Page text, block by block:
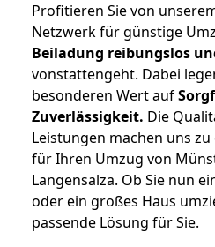
Profitieren Sie von
Netzwerk für günstige
Beiladung reibungslos
vonstattengeht. Dabei
besonderen Wert auf
Zuverlässigkeit. Die
Leistungen machen uns
für Ihren Umzug von
Langensalza. Ob Sie nun
oder ein großes Haus
passende Lösung für Sie.